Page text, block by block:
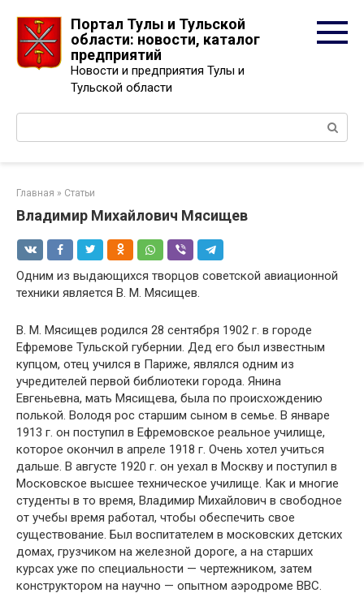
контенту
Портал Тулы и Тульской
области: новости, каталог
предприятий
Новости и предприятия Тулы и
Тульской области
Поиск:
Главная » Статьи
Владимир Михайлович Мясищев
Одним из выдающихся творцов советской авиационной
техники является В. М. Мясищев.
В. М. Мясищев родился 28 сентября 1902 г. в городе
Ефремове Тульской губернии. Дед его был известным
купцом, отец учился в Париже, являлся одним из
учредителей первой библиотеки города. Янина
Евгеньевна, мать Мясищева, была по происхождению
полькой. Володя рос старшим сыном в семье. В январе
1913 г. он поступил в Ефремовское реальное училище,
которое окончил в апреле 1918 г. Очень хотел учиться
дальше. В августе 1920 г. он уехал в Москву и поступил в
Московское высшее техническое училище. Как и многие
студенты в то время, Владимир Михайлович в свободное
от учебы время работал, чтобы обеспечить свое
существование. Был воспитателем в московских детских
домах, грузчиком на железной дороге, а на старших
курсах уже по специальности — чертежником, затем
конструктором на научно — опытном аэродроме ВВС.